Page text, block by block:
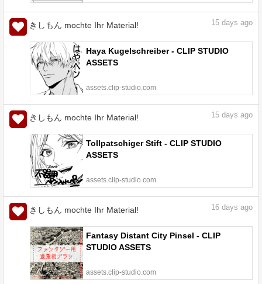
きしもん mochte Ihr Material! 15 days ago
Haya Kugelschreiber - CLIP STUDIO
ASSETS
assets.clip-studio.com
きしもん mochte Ihr Material! 15 days ago
Tollpatschiger Stift - CLIP STUDIO
ASSETS
assets.clip-studio.com
きしもん mochte Ihr Material! 16 days ago
Fantasy Distant City Pinsel - CLIP
STUDIO ASSETS
assets.clip-studio.com